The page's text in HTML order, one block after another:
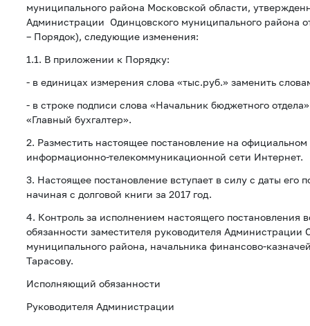
муниципального района Московской области,
Администрации Одинцовского муниципального района
– Порядок), следующие изменения:
1.1. В приложении к Порядку:
- в единицах измерения слова «тыс.руб.» заменить
- в строке подписи слова «Начальник бюджетного
«Главный бухгалтер».
2. Разместить настоящее постановление на
информационно-телекоммуникационной сети Интернет.
3. Настоящее постановление вступает в силу с даты его
начиная с долговой книги за 2017 год.
4. Контроль за исполнением настоящего постановления
обязанности заместителя руководителя Администрации
муниципального района, начальника финансово-
Тарасову.
Исполняющий обязанности
Руководителя Администрации